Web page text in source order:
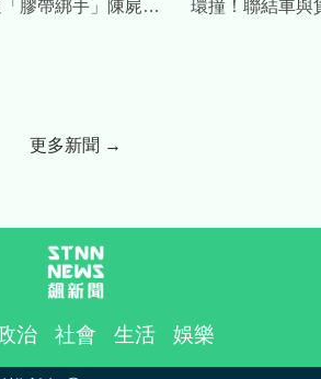
「膠帶綁手」陳屍血
環撞！聯結車與
更多新聞 →
治 社會 生活 娛樂